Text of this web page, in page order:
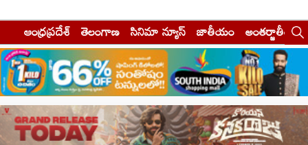
ఆంధ్రప్రదేశ్ తెలంగాణ సినిమా న్యూస్ జాతీయం అంతర్జాతీయం